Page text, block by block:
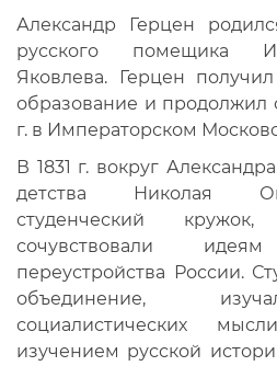
Александр Герцен
русского помещика
Яковлева. Герцен
образование и продолжил
г. в Императорском
В 1831 г. вокруг
детства Николая
студенческий
сочувствовали
переустройства России.
объединение,
социалистических
изучением русской